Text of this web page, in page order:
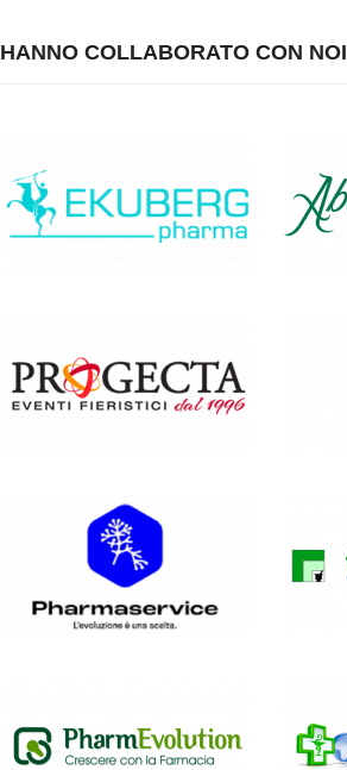
HANNO COLLABORATO CON NOI